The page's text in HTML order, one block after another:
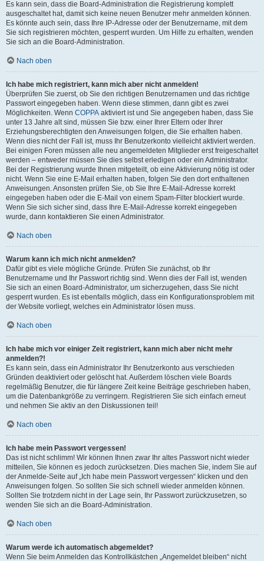
Es kann sein, dass die Board-Administration die Registrierung komplett
ausgeschaltet hat, damit sich keine neuen Benutzer mehr anmelden können.
Es könnte auch sein, dass Ihre IP-Adresse oder der Benutzername, mit dem
Sie sich registrieren möchten, gesperrt wurden. Um Hilfe zu erhalten, wenden
Sie sich an die Board-Administration.
Nach oben
Ich habe mich registriert, kann mich aber nicht anmelden!
Überprüfen Sie zuerst, ob Sie den richtigen Benutzernamen und das richtige
Passwort eingegeben haben. Wenn diese stimmen, dann gibt es zwei
Möglichkeiten. Wenn COPPA aktiviert ist und Sie angegeben haben, dass Sie
unter 13 Jahre alt sind, müssen Sie bzw. einer Ihrer Eltern oder Ihrer
Erziehungsberechtigten den Anweisungen folgen, die Sie erhalten haben.
Wenn dies nicht der Fall ist, muss Ihr Benutzerkonto vielleicht aktiviert werden.
Bei einigen Foren müssen alle neu angemeldeten Mitglieder erst freigeschaltet
werden – entweder müssen Sie dies selbst erledigen oder ein Administrator.
Bei der Registrierung wurde Ihnen mitgeteilt, ob eine Aktivierung nötig ist oder
nicht. Wenn Sie eine E-Mail erhalten haben, folgen Sie den dort enthaltenen
Anweisungen. Ansonsten prüfen Sie, ob Sie Ihre E-Mail-Adresse korrekt
eingegeben haben oder die E-Mail von einem Spam-Filter blockiert wurde.
Wenn Sie sich sicher sind, dass Ihre E-Mail-Adresse korrekt eingegeben
wurde, dann kontaktieren Sie einen Administrator.
Nach oben
Warum kann ich mich nicht anmelden?
Dafür gibt es viele mögliche Gründe. Prüfen Sie zunächst, ob Ihr
Benutzername und Ihr Passwort richtig sind. Wenn dies der Fall ist, wenden
Sie sich an einen Board-Administrator, um sicherzugehen, dass Sie nicht
gesperrt wurden. Es ist ebenfalls möglich, dass ein Konfigurationsproblem mit
der Website vorliegt, welches ein Administrator lösen muss.
Nach oben
Ich habe mich vor einiger Zeit registriert, kann mich aber nicht mehr
anmelden?!
Es kann sein, dass ein Administrator Ihr Benutzerkonto aus verschieden
Gründen deaktiviert oder gelöscht hat. Außerdem löschen viele Boards
regelmäßig Benutzer, die für längere Zeit keine Beiträge geschrieben haben,
um die Datenbankgröße zu verringern. Registrieren Sie sich einfach erneut
und nehmen Sie aktiv an den Diskussionen teil!
Nach oben
Ich habe mein Passwort vergessen!
Das ist nicht schlimm! Wir können Ihnen zwar Ihr altes Passwort nicht wieder
mitteilen, Sie können es jedoch zurücksetzen. Dies machen Sie, indem Sie auf
der Anmelde-Seite auf „Ich habe mein Passwort vergessen“ klicken und den
Anweisungen folgen. So sollten Sie sich schnell wieder anmelden können.
Sollten Sie trotzdem nicht in der Lage sein, Ihr Passwort zurückzusetzen, so
wenden Sie sich an die Board-Administration.
Nach oben
Warum werde ich automatisch abgemeldet?
Wenn Sie beim Anmelden das Kontrollkästchen „Angemeldet bleiben“ nicht